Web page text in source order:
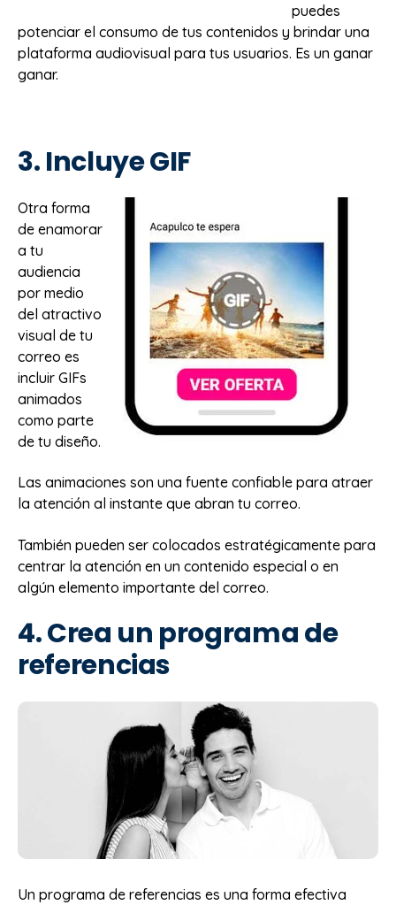
puedes
potenciar el consumo de tus contenidos y brindar una
plataforma audiovisual para tus usuarios. Es un ganar
ganar.
3. Incluye GIF
Otra forma
de enamorar
a tu
audiencia
por medio
del atractivo
visual de tu
correo es
incluir GIFs
animados
como parte
de tu diseño.
Las animaciones son una fuente confiable para atraer
la atención al instante que abran tu correo.
También pueden ser colocados estratégicamente para
centrar la atención en un contenido especial o en
algún elemento importante del correo.
4. Crea un programa de
referencias
Un programa de referencias es una forma efectiva